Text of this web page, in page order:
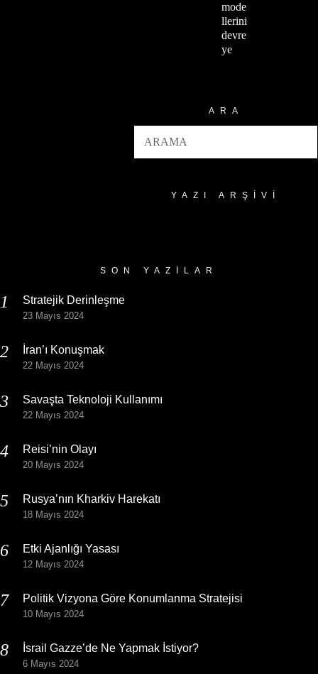
mode
llerini
devre
ye
ARA
YAZI ARŞIVI
SON YAZILAR
Stratejik Derinleşme
23 Mayıs 2024
İran’ı Konuşmak
22 Mayıs 2024
Savaşta Teknoloji Kullanımı
22 Mayıs 2024
Reisi’nin Olayı
20 Mayıs 2024
Rusya’nın Kharkiv Harekatı
18 Mayıs 2024
Etki Ajanlığı Yasası
12 Mayıs 2024
Politik Vizyona Göre Konumlanma Stratejisi
10 Mayıs 2024
İsrail Gazze’de Ne Yapmak İstiyor?
6 Mayıs 2024